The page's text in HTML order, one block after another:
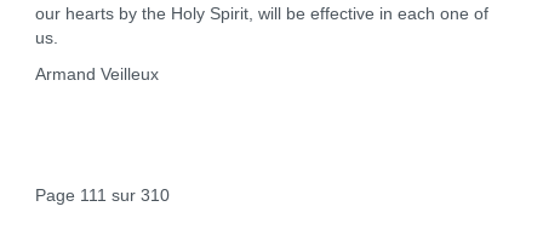
our hearts by the Holy Spirit, will be effective in each one of
us.
Armand Veilleux
Page 111 sur 310